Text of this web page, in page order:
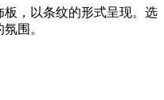
，以条纹的形式呈现。选
围。